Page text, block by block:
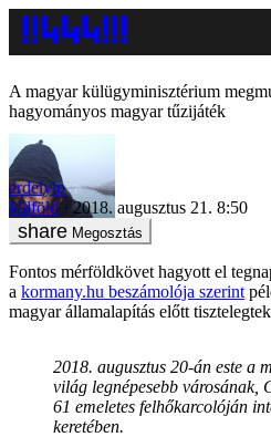
A magyar külügyminisztérium
hagyományos magyar tűzijáték
erdelyip
külföld
2018. augusztus 21. 8:50
Megosztás
Fontos mérföldkövet hagyott el
a kormany.hu beszámolója szerint
magyar államalapítás előtt
2018. augusztus 20-án este a
világ legnépesebb városának,
61 emeletes felhőkarcolóján
keretében.